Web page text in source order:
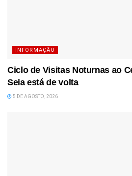
INFORMAÇÃO
Ciclo de Visitas Noturnas ao
Seia está de volta
5 DE AGOSTO, 2026